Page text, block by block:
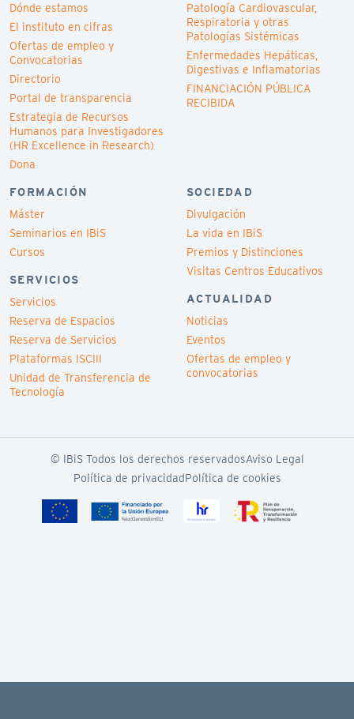
Dónde estamos
El instituto en cifras
Ofertas de empleo y
Convocatorias
Directorio
Portal de transparencia
Estrategia de Recursos
Humanos para Investigadores
(HR Excellence in Research)
Dona
Patología Cardiovascular,
Respiratoria y otras
Patologías Sistémicas
Enfermedades Hepáticas,
Digestivas e Inflamatorias
FINANCIACIÓN PÚBLICA
RECIBIDA
FORMACIÓN
Máster
Seminarios en IBiS
Cursos
SERVICIOS
Servicios
Reserva de Espacios
Reserva de Servicios
Plataformas ISCIII
Unidad de Transferencia de
Tecnología
SOCIEDAD
Divulgación
La vida en IBiS
Premios y Distinciones
Visitas Centros Educativos
ACTUALIDAD
Noticias
Eventos
Ofertas de empleo y
convocatorias
© IBiS Todos los derechos reservadosAviso Legal
Política de privacidadPolítica de cookies